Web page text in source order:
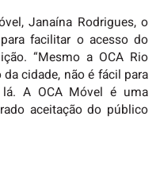
Janaína Rodrigues, o
facilitar o acesso do
“Mesmo a OCA Rio
cidade, não é fácil para
A OCA Móvel é uma
aceitação do público